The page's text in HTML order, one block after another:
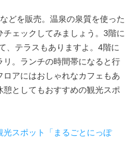
どを販売。温泉の泉質を使った
ェックしてみましょう。3階に
、テラスもありますよ。4階に
。ランチの時間帯になると行
アにはおしゃれなカフェもあ
としてもおすすめの観光スポ
スポット「まるごとにっぽ